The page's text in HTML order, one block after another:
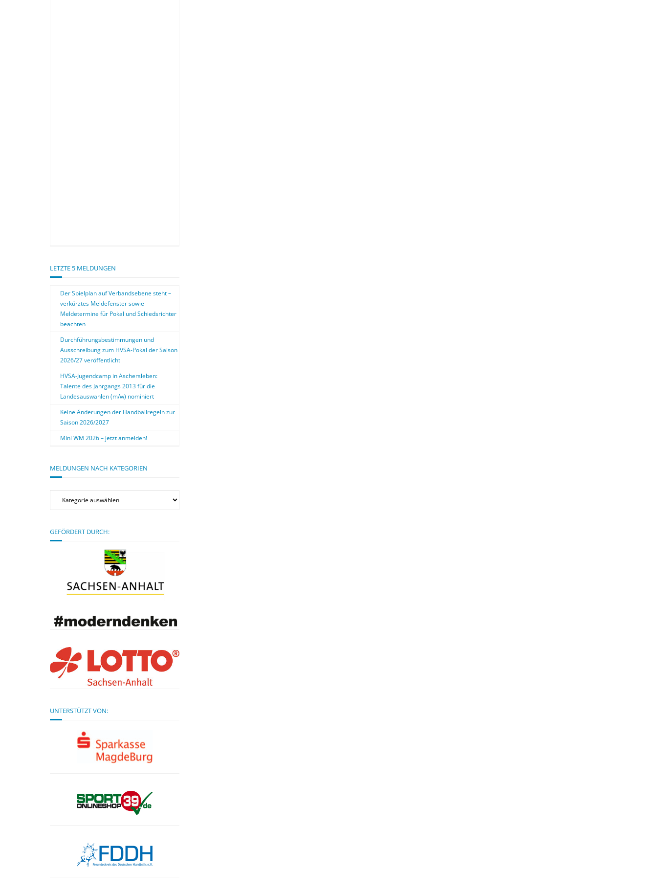
LETZTE 5 MELDUNGEN
Der Spielplan auf Verbandsebene steht –
verkürztes Meldefenster sowie
Meldetermine für Pokal und Schiedsrichter
beachten
Durchführungsbestimmungen und
Ausschreibung zum HVSA-Pokal der Saison
2026/27 veröffentlicht
HVSA-Jugendcamp in Aschersleben:
Talente des Jahrgangs 2013 für die
Landesauswahlen (m/w) nominiert
Keine Änderungen der Handballregeln zur
Saison 2026/2027
Mini WM 2026 – jetzt anmelden!
MELDUNGEN NACH KATEGORIEN
Meldungen
Kategorien
GEFÖRDERT DURCH:
UNTERSTÜTZT VON: